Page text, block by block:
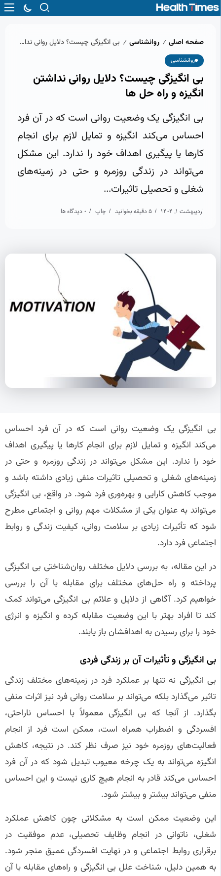
صفحه اصلی / روانشناسی / بی‌ انگیزگی چیست؟ دلایل روانی نداشتن انگیزه و راه‌ حل‌ ها
روانشناسی
بی‌ انگیزگی چیست؟ دلایل روانی نداشتن
انگیزه و راه‌ حل‌ ها
بی‌ انگیزگی یک وضعیت روانی است که در آن فرد
احساس می‌کند انگیزه و تمایل لازم برای انجام
کارها یا پیگیری اهداف خود را ندارد. این مشکل
می‌تواند در زندگی روزمره و حتی در زمینه‌های
شغلی و تحصیلی تاثیرات...
اردیبهشت 1, 1404 5 دقیقه بخوانید چاپ 0 دیدگاه ها
بی‌ انگیزگی یک وضعیت روانی است که در آن فرد احساس
می‌کند انگیزه و تمایل لازم برای انجام کارها یا پیگیری اهداف
خود را ندارد. این مشکل می‌تواند در زندگی روزمره و حتی در
زمینه‌های شغلی و تحصیلی تاثیرات منفی زیادی داشته باشد و
موجب کاهش کارایی و بهره‌وری فرد شود. در واقع، بی‌ انگیزگی
می‌تواند به عنوان یکی از مشکلات مهم روانی و اجتماعی مطرح
شود که تأثیرات زیادی بر سلامت روانی، کیفیت زندگی و روابط
اجتماعی فرد دارد.
در این مقاله، به بررسی دلایل مختلف روان‌شناختی بی‌ انگیزگی
پرداخته و راه‌ حل‌های مختلف برای مقابله با آن را بررسی
خواهیم کرد. آگاهی از دلایل و علائم بی‌ انگیزگی می‌تواند کمک
کند تا افراد بهتر با این وضعیت مقابله کرده و انگیزه و انرژی
خود را برای رسیدن به اهدافشان باز یابند.
بی‌ انگیزگی و تأثیرات آن بر زندگی فردی
بی‌ انگیزگی نه تنها بر عملکرد فرد در زمینه‌های مختلف زندگی
تاثیر می‌گذارد بلکه می‌تواند بر سلامت روانی فرد نیز اثرات منفی
بگذارد. از آنجا که بی‌ انگیزگی معمولاً با احساس ناراحتی،
افسردگی و اضطراب همراه است، ممکن است فرد از انجام
فعالیت‌های روزمره خود نیز صرف نظر کند. در نتیجه، کاهش
انگیزه می‌تواند به یک چرخه معیوب تبدیل شود که در آن فرد
احساس می‌کند قادر به انجام هیچ کاری نیست و این احساس
منفی می‌تواند بیشتر و بیشتر شود.
این وضعیت ممکن است به مشکلاتی چون کاهش عملکرد
شغلی، ناتوانی در انجام وظایف تحصیلی، عدم موفقیت در
برقراری روابط اجتماعی و در نهایت افسردگی عمیق منجر شود.
به همین دلیل، شناخت علل بی‌ انگیزگی و راه‌های مقابله با آن